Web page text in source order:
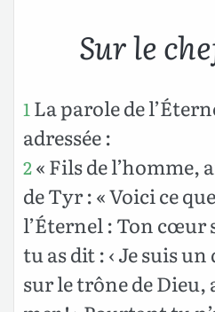
Sur le
1 La parole de
adressée :
2« Fils de l’homme,
de Tyr : « Voici ce
l’Éternel : Ton cœur
tu as dit : ‹ Je suis
sur le trône de Dieu,